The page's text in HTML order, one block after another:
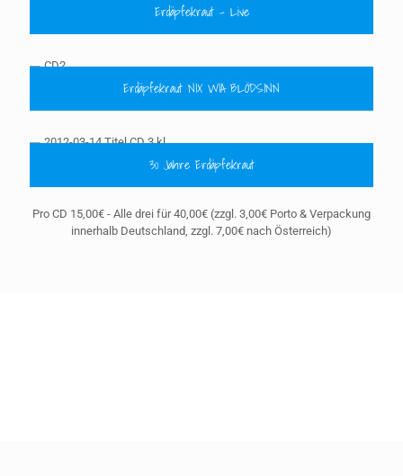
Erdäpfekraut - Live
Erdäpfekraut NIX WIA BLÖDSINN
30 Jahre Erdäpfekraut
Pro CD 15,00€ - Alle drei für 40,00€ (zzgl. 3,00€ Porto & Verpackung
innerhalb Deutschland, zzgl. 7,00€ nach Österreich)